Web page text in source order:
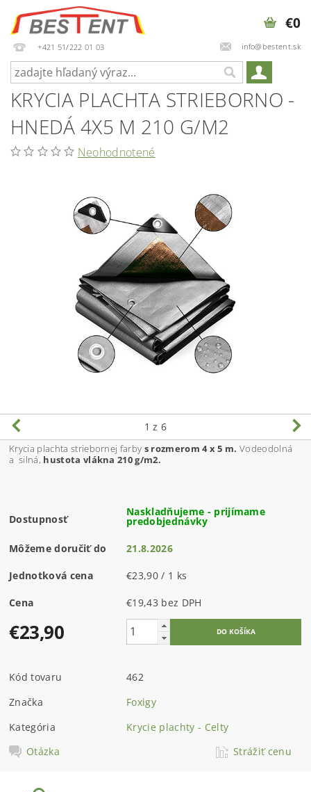
+421 51/222 01 03 info@bestent.sk
€0
KRYCIA PLACHTA STRIEBORNO -
HNEDÁ 4X5 M 210 G/M2
Neohodnotené
1 z 6
Krycia plachta striebornej farby s rozmerom 4 x 5 m. Vodeodolná
a silná, hustota vlákna 210 g/m2.
Dostupnosť
Naskladňujeme - prijímame
predobjednávky
Môžeme doručiť do 21.8.2026
Jednotková cena €23,90 / 1 ks
Cena €19,43 bez DPH
€23,90
Kód tovaru
462
Značka
Foxigy
Kategória
Krycie plachty - Celty
Otázka
Strážiť cenu